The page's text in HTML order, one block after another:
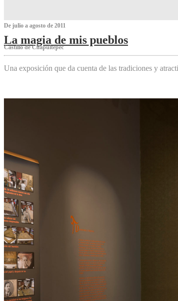
De julio a agosto de 2011
La magia de mis pueblos
Castillo de Chapultepec
Una exposición que da cuenta de las tradiciones y